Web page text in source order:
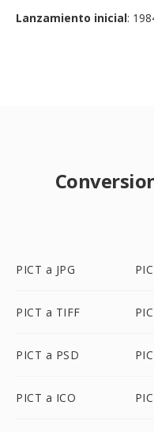
Lanzamiento inicial:
PICT a JPG
PICT a TIFF
PICT a PSD
PICT a ICO